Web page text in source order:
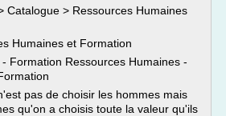
Catalogue > Ressources Humaines
Humaines et Formation
Formation Ressources Humaines -
pas de choisir les hommes mais
qu'on a choisis toute la valeur qu'ils